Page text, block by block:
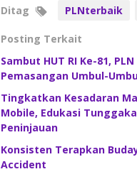
Ditag PLNterbaik
Posting Terkait
Sambut HUT RI Ke-81,
Pemasangan Umbul-
Tingkatkan Kesadaran
Mobile, Edukasi
Peninjauan
Konsisten Terapkan
Accident